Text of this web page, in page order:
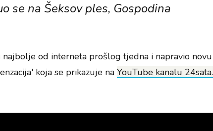
se na Šeksov ples, Gospodina
najbolje od interneta prošlog tjedna i napravio novu
koja se prikazuje naYouTube kanalu 24sata.